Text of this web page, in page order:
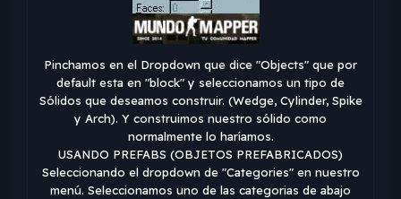
Pinchamos en el Dropdown que dice "Objects" que por
default esta en "block" y seleccionamos un tipo de
Sólidos que deseamos construir. (Wedge, Cylinder, Spike
y Arch). Y construimos nuestro sólido como
normalmente lo haríamos.
USANDO PREFABS (OBJETOS PREFABRICADOS)
Seleccionando el dropdown de "Categories" en nuestro
menú. Seleccionamos uno de las categorias de abajo